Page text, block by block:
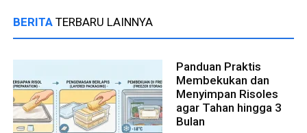
BERITA TERBARU LAINNYA
Panduan Praktis
Membekukan dan
Menyimpan Risoles
agar Tahan hingga 3
Bulan